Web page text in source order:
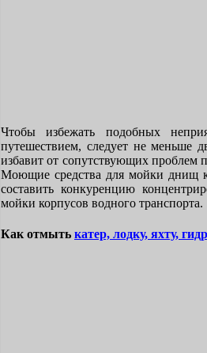
Чтобы избежать подобных
путешествием, следует не меньше
избавит от сопутствующих проблем
Моющие средства для мойки днищ
составить конкуренцию
мойки корпусов водного транспорта.
Как отмыть катер, лодку, яхту,